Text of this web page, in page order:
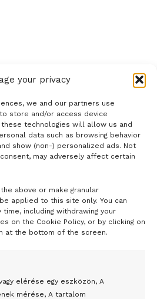
your privacy
we and our partners use
store and/or access device
technologies will allow us and
data such as browsing behavior
show (non-) personalized ads. Not
may adversely affect certain
above or make granular
applied to this site only. You can
time, including withdrawing your
on the Cookie Policy, or by clicking on
at the bottom of the screen.
elérése egy eszközön, A
mérése, A tartalom
- H I R D E T É S -